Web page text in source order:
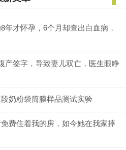
才怀孕，6个月却查出白血病，
产签字，导致妻儿双亡，医生眼睁
奶粉袋筒膜样品测试实验
费住着我的房，如今她在我家摔